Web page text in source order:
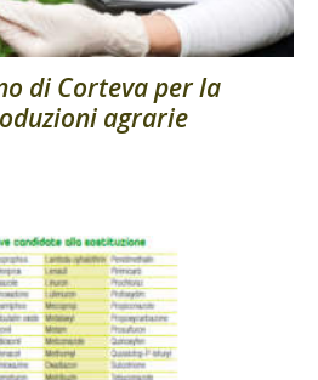
di Corteva per la
agrarie